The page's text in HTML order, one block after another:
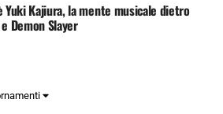
Yuki Kajiura, la mente musicale dietro
Demon Slayer